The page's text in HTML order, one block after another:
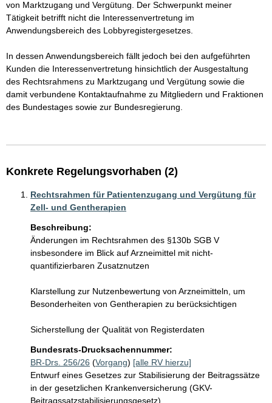
von Marktzugang und Vergütung. Der Schwerpunkt meiner
Tätigkeit betrifft nicht die Interessenvertretung im
Anwendungsbereich des Lobbyregistergesetzes.
In dessen Anwendungsbereich fällt jedoch bei den aufgeführten
Kunden die Interessenvertretung hinsichtlich der Ausgestaltung
des Rechtsrahmens zu Marktzugang und Vergütung sowie die
damit verbundene Kontaktaufnahme zu Mitgliedern und Fraktionen
des Bundestages sowie zur Bundesregierung.
Konkrete Regelungsvorhaben (2)
Rechtsrahmen für Patientenzugang und Vergütung für
Zell- und Gentherapien
Beschreibung:
Änderungen im Rechtsrahmen des §130b SGB V
insbesondere im Blick auf Arzneimittel mit nicht-
quantifizierbaren Zusatznutzen
Klarstellung zur Nutzenbewertung von Arzneimitteln, um
Besonderheiten von Gentherapien zu berücksichtigen
Sicherstellung der Qualität von Registerdaten
Bundesrats-Drucksachennummer:
BR-Drs. 256/26 (Vorgang) [alle RV hierzu]
Entwurf eines Gesetzes zur Stabilisierung der Beitragssätze
in der gesetzlichen Krankenversicherung (GKV-
Beitragssatzstabilisierungsgesetz)